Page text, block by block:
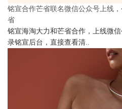
铭宣合作芒省联名微信公众号上线
省
铭宣海淘大力和芒省合作，上线微
录铭宣后台，直接查看清..